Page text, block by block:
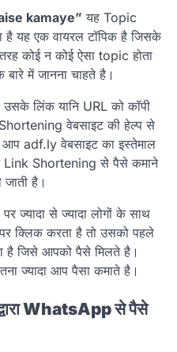
kamaye” यह Topic
है यह एक वायरल टॉपिक है जिसके
कोई न कोई ऐसा topic होता
में जानना चाहते है।
लिंक यानि URL को कॉपी
वेबसाइट की हेल्प से
adf.ly वेबसाइट का इस्तेमाल
Shortening से पैसे कमाने
है।
ज्यादा से ज्यादा लोगों के साथ
क्लिक करता है तो उसको पहले
है जिसे आपको पैसे मिलते है।
ज्यादा आप पैसा कमाते है।
WhatsApp से पैसे